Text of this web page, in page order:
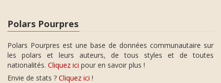
Polars Pourpres
Polars Pourpres est une base de données communautaire sur
les polars et leurs auteurs, de tous styles et de toutes
nationalités. Cliquez ici pour en savoir plus !
Envie de stats ? Cliquez ici !